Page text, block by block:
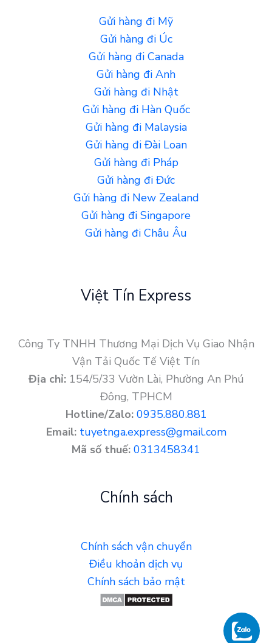
Gửi hàng đi Mỹ
Gửi hàng đi Úc
Gửi hàng đi Canada
Gửi hàng đi Anh
Gửi hàng đi Nhật
Gửi hàng đi Hàn Quốc
Gửi hàng đi Malaysia
Gửi hàng đi Đài Loan
Gửi hàng đi Pháp
Gửi hàng đi Đức
Gửi hàng đi New Zealand
Gửi hàng đi Singapore
Gửi hàng đi Châu Âu
Việt Tín Express
Công Ty TNHH Thương Mại Dịch Vụ Giao Nhận
Vận Tải Quốc Tế Việt Tín
Địa chỉ:154/5/33 Vườn Lài, Phường An Phú
Đông, TPHCM
Hotline/Zalo: 0935.880.881
Email: tuyetnga.express@gmail.com
Mã số thuế: 0313458341
Chính sách
Chính sách vận chuyển
Điều khoản dịch vụ
Chính sách bảo mật